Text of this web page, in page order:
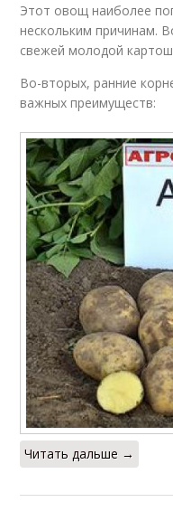
Этот овощ наиболее
нескольким причинам.
свежей молодой
Во-вторых, ранние
важных преимуществ:
Читать дальше →